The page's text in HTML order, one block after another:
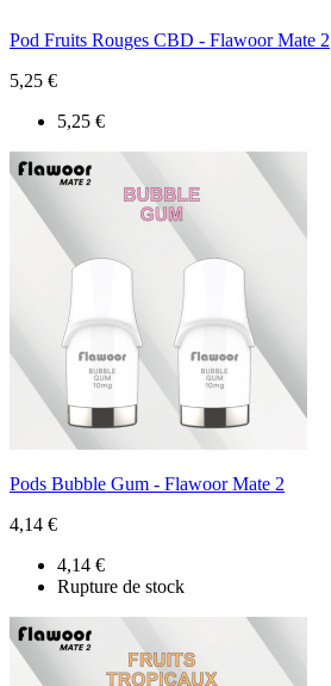
Pod Fruits Rouges CBD - Flawoor Mate 2
5,25 €
5,25 €
Pods Bubble Gum - Flawoor Mate 2
4,14 €
4,14 €
Rupture de stock